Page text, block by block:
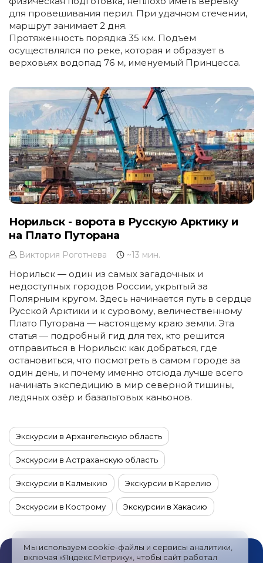
Мы используем cookie-файлы и сервисы аналитики,
включая «Яндекс.Метрику», чтобы сайт работал
для провешивания перил. При удачном стечении,
маршрут занимает 2 дня.
Протяженность порядка 35 км. Подъем
осуществлялся по реке, которая и образует в
верховьях водопад 76 м, именуемый Принцесса.
Норильск - ворота в Русскую Арктику и
на Плато Путорана
Виктория Роготнева ~13 мин.
Норильск — один из самых загадочных и
недоступных городов России, укрытый за
Полярным кругом. Здесь начинается путь в сердце
Русской Арктики и к суровому, величественному
Плато Путорана — настоящему краю земли. Эта
статья — подробный гид для тех, кто решится
отправиться в Норильск: как добраться, где
остановиться, что посмотреть в самом городе за
один день, и почему именно отсюда лучше всего
начинать экспедицию в мир северной тишины,
ледяных озёр и базальтовых каньонов.
Экскурсии в Архангельскую область
Экскурсии в Астраханскую область
Экскурсии в Калмыкию Экскурсии в Карелию
Экскурсии в Кострому Экскурсии в Хакасию
Экскурсии на Камчатку